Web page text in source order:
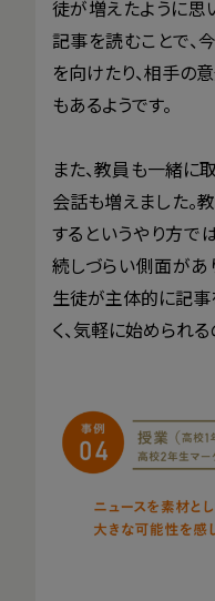
徒が増えたように思
記事を読むことで、
を向けたり、相手の
もあるようです。
また、教員も一緒に
会話も増えました。
するというやり方で
続しづらい側面があ
生徒が主体的に記事
く、気軽に始められ